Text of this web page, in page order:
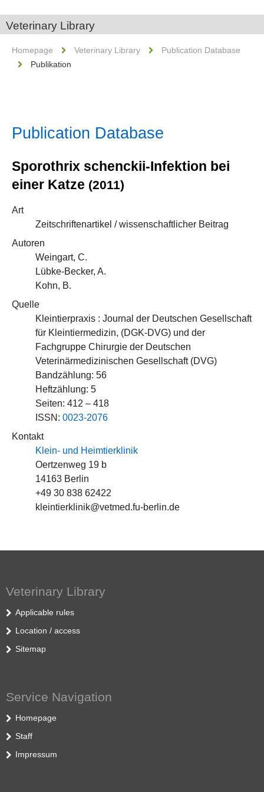
Veterinary Library
Homepage Veterinary Library
Publication Database
Publikation
Publication Database
Sporothrix schenckii-Infektion bei
einer Katze (2011)
Art
Zeitschriftenartikel / wissenschaftlicher Beitrag
Autoren
Weingart, C.
Lübke-Becker, A.
Kohn, B.
Quelle
Kleintierpraxis : Journal der Deutschen Gesellschaft
für Kleintiermedizin, (DGK-DVG) und der
Fachgruppe Chirurgie der Deutschen
Veterinärmedizinischen Gesellschaft (DVG)
Bandzählung: 56
Heftzählung: 5
Seiten: 412 – 418
ISSN: 0023-2076
Kontakt
Klein- und Heimtierklinik
Oertzenweg 19 b
14163 Berlin
+49 30 838 62422
kleintierklinik@vetmed.fu-berlin.de
Veterinary Library
Applicable rules
Location / access
Sitemap
Service Navigation
Homepage
Staff
Impressum